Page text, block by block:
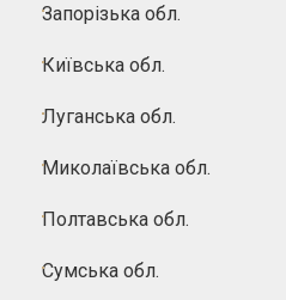
Запорізька обл.
Київська обл.
Луганська обл.
Миколаївська обл.
Полтавська обл.
Сумська обл.